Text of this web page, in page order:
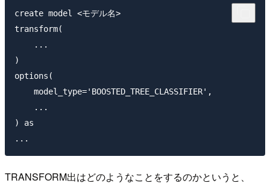
create model <モデル名>
transform(
    ...
)
options(
    model_type='BOOSTED_TREE_CLASSIFIER',
    ...
) as
TRANSFORM出はどのようなことをするのかというと、